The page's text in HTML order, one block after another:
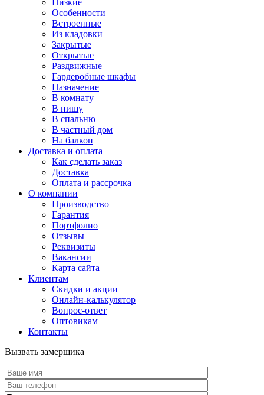
Низкие
Особенности
Встроенные
Из кладовки
Закрытые
Открытые
Раздвижные
Гардеробные шкафы
Назначение
В комнату
В нишу
В спальню
В частный дом
На балкон
Доставка и оплата
Как сделать заказ
Доставка
Оплата и рассрочка
О компании
Производство
Гарантия
Портфолио
Отзывы
Реквизиты
Вакансии
Карта сайта
Клиентам
Скидки и акции
Онлайн-калькулятор
Вопрос-ответ
Оптовикам
Контакты
Вызвать замерщика